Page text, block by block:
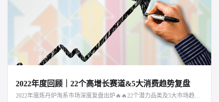
2022年度回顾｜22个高增长赛道&5大消费趋势复盘
2022年度炼丹炉淘系市场深度复盘出炉🔥🔥22个潜力品类及5大市场趋势解读，点击文章阅读～